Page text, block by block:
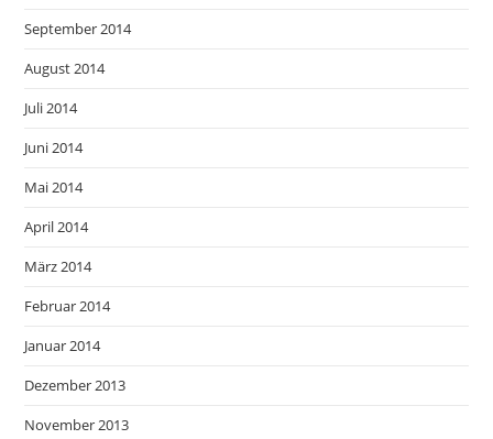
September 2014
August 2014
Juli 2014
Juni 2014
Mai 2014
April 2014
März 2014
Februar 2014
Januar 2014
Dezember 2013
November 2013